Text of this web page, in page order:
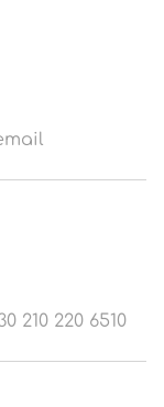
210 220 6510